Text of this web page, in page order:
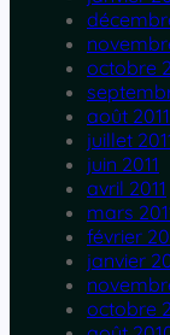
octobre
août 2011
juillet
juin 2011
avril 2011
mars
février
janvier
octobre